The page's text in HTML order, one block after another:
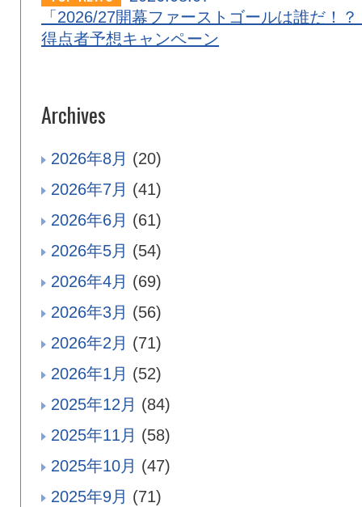
「2026/27開幕ファーストゴールは誰だ！？
得点者予想キャンペーン
Archives
2026年8月 (20)
2026年7月 (41)
2026年6月 (61)
2026年5月 (54)
2026年4月 (69)
2026年3月 (56)
2026年2月 (71)
2026年1月 (52)
2025年12月 (84)
2025年11月 (58)
2025年10月 (47)
2025年9月 (71)